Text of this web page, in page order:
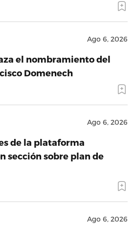
Ago 6, 2026
el nombramiento del
Domenech
Ago 6, 2026
de la plataforma
sección sobre plan de
Ago 6, 2026